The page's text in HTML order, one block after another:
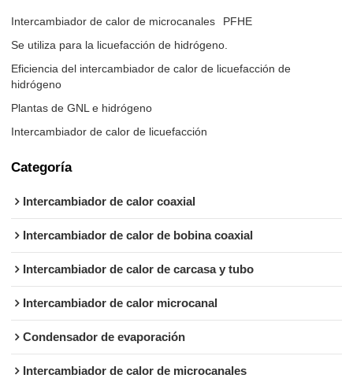
Intercambiador de calor de microcanales
PFHE
Se utiliza para la licuefacción de hidrógeno.
Eficiencia del intercambiador de calor de licuefacción de
hidrógeno
Plantas de GNL e hidrógeno
Intercambiador de calor de licuefacción
Categoría
Intercambiador de calor coaxial
Intercambiador de calor de bobina coaxial
Intercambiador de calor de carcasa y tubo
Intercambiador de calor microcanal
Condensador de evaporación
Intercambiador de calor de microcanales